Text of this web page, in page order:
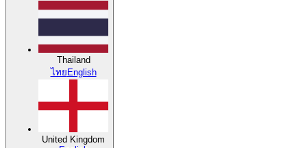
Thailand
ไทย English
United Kingdom